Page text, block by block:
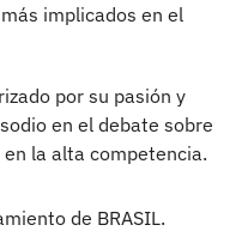
implicados en el
por su pasión y
en el debate sobre
la alta competencia.
de BRASIL.